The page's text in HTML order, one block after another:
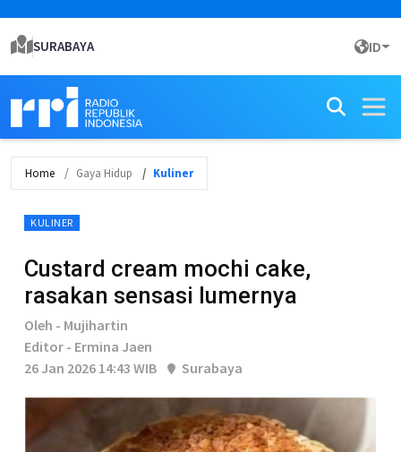
SURABAYA ID
Home Gaya Hidup Kuliner
KULINER
Custard cream mochi cake,
rasakan sensasi lumernya
Oleh - Mujihartin
Editor - Ermina Jaen
26 Jan 2026 14:43 WIB
Surabaya